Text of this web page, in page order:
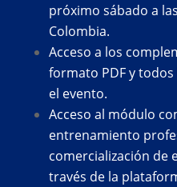
próximo sábado a
Colombia.
Acceso a los
formato PDF y
el evento.
Acceso al módulo
entrenamiento
comercialización de
través de la